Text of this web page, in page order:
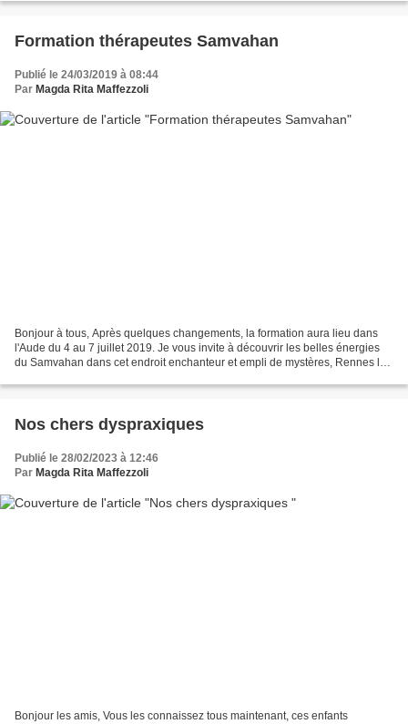
Formation thérapeutes Samvahan
Publié le 24/03/2019 à 08:44
Par Magda Rita Maffezzoli
Bonjour à tous, Après quelques changements, la formation aura lieu dans
l'Aude du 4 au 7 juillet 2019. Je vous invite à découvrir les belles énergies
du Samvahan dans cet endroit enchanteur et empli de mystères, Rennes le
Nos chers dyspraxiques
Publié le 28/02/2023 à 12:46
Par Magda Rita Maffezzoli
Bonjour les amis, Vous les connaissez tous maintenant, ces enfants